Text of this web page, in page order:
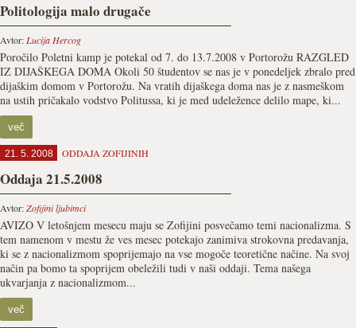
Politologija malo drugače
Avtor: Lucija Hercog
Poročilo Poletni kamp je potekal od 7. do 13.7.2008 v Portorožu RAZGLED
IZ DIJAŠKEGA DOMA Okoli 50 študentov se nas je v ponedeljek zbralo pred
dijaškim domom v Portorožu. Na vratih dijaškega doma nas je z nasmeškom
na ustih pričakalo vodstvo Politussa, ki je med udeležence delilo mape, ki...
več
21. 5. 2008 ODDAJA ZOFIJINIH
Oddaja 21.5.2008
Avtor:Zofijini ljubimci
AVIZO V letošnjem mesecu maju se Zofijini posvečamo temi nacionalizma. S
tem namenom v mestu že ves mesec potekajo zanimiva strokovna predavanja,
ki se z nacionalizmom spoprijemajo na vse mogoče teoretične načine. Na svoj
način pa bomo ta spoprijem obeležili tudi v naši oddaji. Tema našega
ukvarjanja z nacionalizmom...
več